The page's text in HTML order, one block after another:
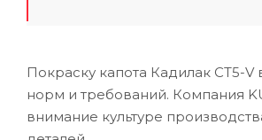
Покраску капота Кадилак CT5-
норм и требований. Компания
внимание культуре